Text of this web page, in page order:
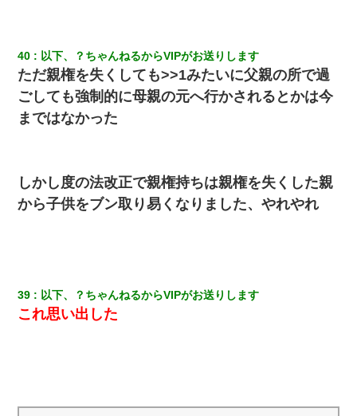
40 以下、？ちゃんねるからVIPがお送りします
ただ親権を失くしても>>1みたいに父親の所で過
ごしても強制的に母親の元へ行かされるとかは今
まではなかった
しかし度の法改正で親権持ちは親権を失くした親
から子供をブン取り易くなりました、やれやれ
39 以下、？ちゃんねるからVIPがお送りします
これ思い出した